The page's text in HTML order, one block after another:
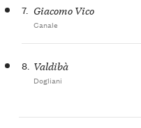
7. Giacomo Vico
Canale
8. Valdibà
Dogliani